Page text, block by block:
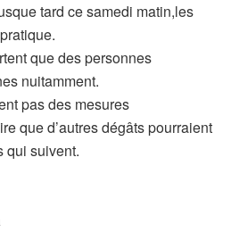
tard ce samedi matin,les
que des personnes
nuitamment.
pas des mesures
que d’autres dégâts pourraient
qui suivent.